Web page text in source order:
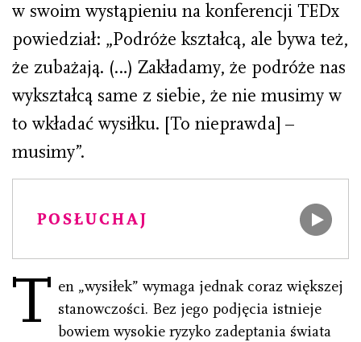
w swoim wystąpieniu na konferencji TEDx
powiedział: „Podróże kształcą, ale bywa też,
że zubażają. (…) Zakładamy, że podróże nas
wykształcą same z siebie, że nie musimy w
to wkładać wysiłku. [To nieprawda] –
musimy”.
POSŁUCHAJ
T en „wysiłek” wymaga jednak coraz większej
stanowczości. Bez jego podjęcia istnieje
bowiem wysokie ryzyko zadeptania świata